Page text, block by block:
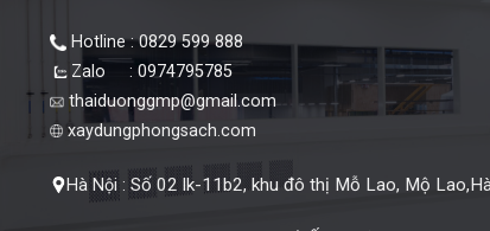
Hotline : 0829 599 888
Zalo : 0974795785
thaiduonggmp@gmail.com
xaydungphongsach.com
Hà Nội :Số 02 lk-11b2, khu đô thị Mỗ Lao, Mộ